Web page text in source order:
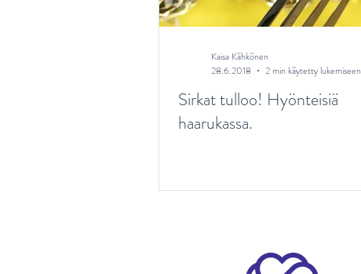
Sirkat tulloo! Hyönteisiä
haarukassa.
Kaisa Kähkönen
28.6.2018
2 min käytetty lukemiseen